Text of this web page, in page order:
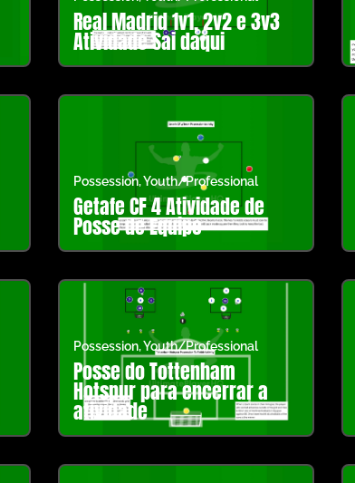
Real Madrid 1v1, 2v2 e 3v3
Atividade Sai daqui
Possession,Youth/Professional
Getafe CF 4 Atividade de
Posse de Equipe
Possession,Youth/Professional
Posse do Tottenham
Hotspur para encerrar a
atividade